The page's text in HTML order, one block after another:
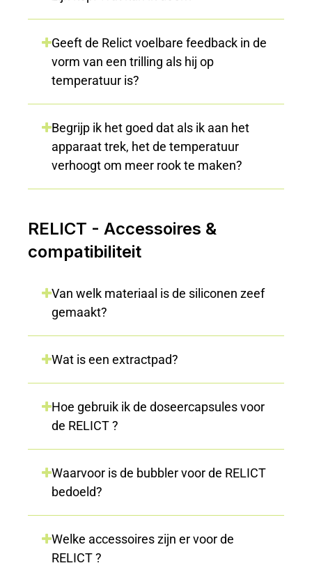
Geeft de Relict voelbare feedback in de
vorm van een trilling als hij op
temperatuur is?
Begrijp ik het goed dat als ik aan het
apparaat trek, het de temperatuur
verhoogt om meer rook te maken?
RELICT - Accessoires &
compatibiliteit
Van welk materiaal is de siliconen zeef
gemaakt?
Wat is een extractpad?
Hoe gebruik ik de doseercapsules voor
de RELICT ?
Waarvoor is de bubbler voor de RELICT
bedoeld?
Welke accessoires zijn er voor de
RELICT ?